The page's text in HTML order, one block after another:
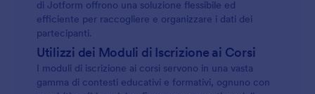
di Jotform offrono una soluzione flessibile ed
efficiente per raccogliere e organizzare i dati dei
partecipanti.
Utilizzi dei Moduli di Iscrizione ai Corsi
I moduli di iscrizione ai corsi servono in una vasta
gamma di contesti educativi e formativi, ognuno con